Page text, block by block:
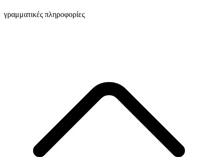
γραμματικές πληροφορίες